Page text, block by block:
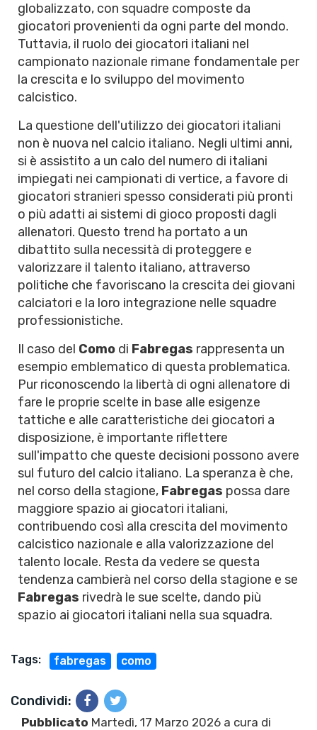
globalizzato, con squadre composte da
giocatori provenienti da ogni parte del mondo.
Tuttavia, il ruolo dei giocatori italiani nel
campionato nazionale rimane fondamentale per
la crescita e lo sviluppo del movimento
calcistico.
La questione dell'utilizzo dei giocatori italiani
non è nuova nel calcio italiano. Negli ultimi anni,
si è assistito a un calo del numero di italiani
impiegati nei campionati di vertice, a favore di
giocatori stranieri spesso considerati più pronti
o più adatti ai sistemi di gioco proposti dagli
allenatori. Questo trend ha portato a un
dibattito sulla necessità di proteggere e
valorizzare il talento italiano, attraverso
politiche che favoriscano la crescita dei giovani
calciatori e la loro integrazione nelle squadre
professionistiche.
Il caso del Como di Fabregas rappresenta un
esempio emblematico di questa problematica.
Pur riconoscendo la libertà di ogni allenatore di
fare le proprie scelte in base alle esigenze
tattiche e alle caratteristiche dei giocatori a
disposizione, è importante riflettere
sull'impatto che queste decisioni possono avere
sul futuro del calcio italiano. La speranza è che,
nel corso della stagione, Fabregas possa dare
maggiore spazio ai giocatori italiani,
contribuendo così alla crescita del movimento
calcistico nazionale e alla valorizzazione del
talento locale. Resta da vedere se questa
tendenza cambierà nel corso della stagione e se
Fabregas rivedrà le sue scelte, dando più
spazio ai giocatori italiani nella sua squadra.
Tags: fabregas como
Condividi:
Pubblicato Martedì, 17 Marzo 2026 a cura di